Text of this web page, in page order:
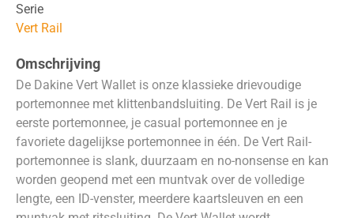
Serie
Vert Rail
Omschrijving
De Dakine Vert Wallet is onze klassieke drievoudige
portemonnee met klittenbandsluiting. De Vert Rail is je
eerste portemonnee, je casual portemonnee en je
favoriete dagelijkse portemonnee in één. De Vert Rail-
portemonnee is slank, duurzaam en no-nonsense en kan
worden geopend met een muntvak over de volledige
lengte, een ID-venster, meerdere kaartsleuven en een